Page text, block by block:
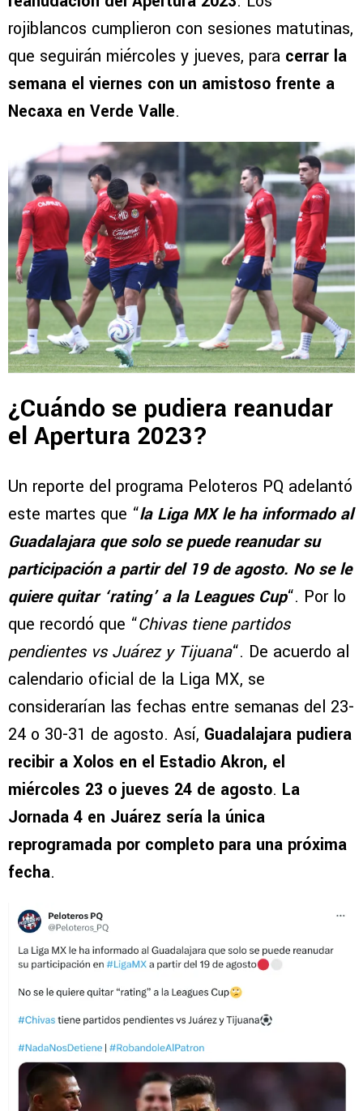
rojiblancos cumplieron con sesiones matutinas,
que seguirán miércoles y jueves, para cerrar la
semana el viernes con un amistoso frente a
Necaxa en Verde Valle.
¿Cuándo se pudiera reanudar
el Apertura 2023?
Un reporte del programa Peloteros PQ adelantó
este martes que “la Liga MX le ha informado al
Guadalajara que solo se puede reanudar su
participación a partir del 19 de agosto. No se le
quiere quitar ‘rating’ a la Leagues Cup“. Por lo
que recordó que “Chivas tiene partidos
pendientes vs Juárez y Tijuana“. De acuerdo al
calendario oficial de la Liga MX, se
considerarían las fechas entre semanas del 23-
24 o 30-31 de agosto. Así, Guadalajara pudiera
recibir a Xolos en el Estadio Akron, el
miércoles 23 o jueves 24 de agosto. La
Jornada 4 en Juárez sería la única
reprogramada por completo para una próxima
fecha.